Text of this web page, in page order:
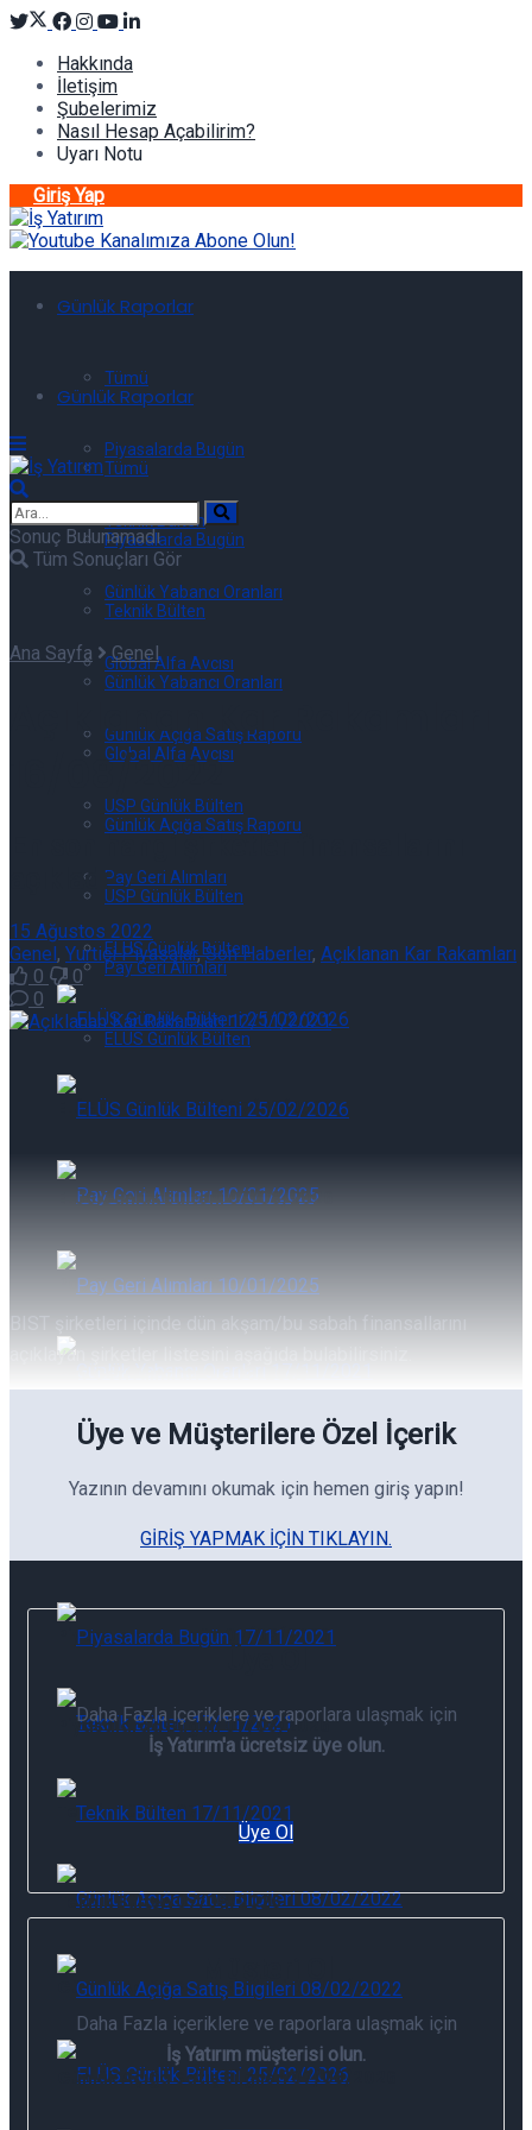
Hakkında
İletişim
Şubelerimiz
Nasıl Hesap Açabilirim?
Uyarı Notu
Giriş Yap
Günlük Raporlar
Tümü
Piyasalarda Bugün
Teknik Bülten
Günlük Yabancı Oranları
Global Alfa Avcısı
Günlük Açığa Satış Raporu
USP Günlük Bülten
Pay Geri Alımları
ELÜS Günlük Bülten
ELÜS Günlük Bülteni 07/08/2026
Pay Geri Alımları 07/08/2026
Piyasalarda Bugün 07/08/2026
Teknik Bülten 07/08/2026
Günlük Açığa Satış Bilgileri 07/08/2026
Günlük Raporlar
Tümü
Piyasalarda Bugün
Teknik Bülten
Günlük Yabancı Oranları
Global Alfa Avcısı
Günlük Açığa Satış Raporu
USP Günlük Bülten
Pay Geri Alımları
ELÜS Günlük Bülten
ELÜS Günlük Bülteni 07/08/2026
Günlük Yabancı Oranları 07/08/2026
Piyasalarda Bugün 07/08/2026
Teknik Bülten 07/08/2026
Günlük Açığa Satış Bilgileri 07/08/2026
Sonuç Bulunamadı
Tüm Sonuçları Gör
Ana Sayfa Genel
Açıklanan Kar Rakamları
16/08/2022
açıkladı
15 Ağustos 2022
Genel, Yurtiçi Piyasalar,Son Haberler, Açıklanan Kar Rakamları
0
0
0
BIST şirketleri içinde dün akşam/bu sabah finansallarını
açıklayan şirketler listesini aşağıda bulabilirsiniz.
Üye ve Müşterilere Özel İçerik
Yazının devamını okumak için hemen giriş yapın!
GIRIŞ YAPMAK IÇIN TIKLAYIN.
Daha Fazla içeriklere ve raporlara ulaşmak için
İş Yatırım'a ücretsiz üye olun.
Üye Ol
Daha Fazla içeriklere ve raporlara ulaşmak için
İş Yatırım müşterisi olun.